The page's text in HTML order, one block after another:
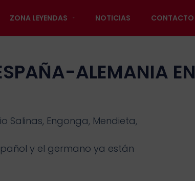
ZONA LEYENDAS NOTICIAS CONTACTO
ALEMANIA EN
Salinas, Engonga, Mendieta,
y el germano ya están